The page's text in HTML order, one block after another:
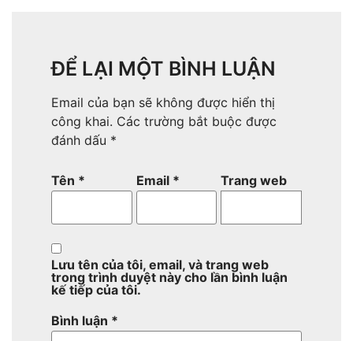
ĐỂ LẠI MỘT BÌNH LUẬN
Email của bạn sẽ không được hiển thị
công khai. Các trường bắt buộc được
đánh dấu *
Tên * Email * Trang web
Lưu tên của tôi, email, và trang web
trong trình duyệt này cho lần bình luận
kế tiếp của tôi.
Bình luận *